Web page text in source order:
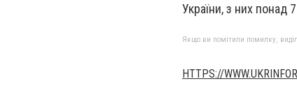
України, з них понад
Якщо ви помітили помилку,
HTTPS://